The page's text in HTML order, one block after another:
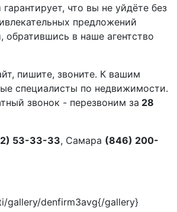
что вы не уйдёте без
предложений
обратившись в наше агентство
пишите, звоните. К вашим
специалисты по недвижимости.
звонок - перезвоним за 28
53-33-33, Самара (846) 200-
gallery/denfirm3avg{/gallery}